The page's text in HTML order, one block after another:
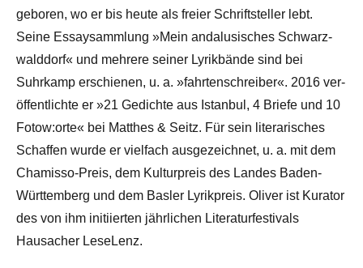
geboren, wo er bis heute als freier Schrift­steller lebt.
Seine Essay­samm­lung »Mein andalusisches Schwarz­
wald­dorf« und mehrere seiner Lyrik­bände sind bei
Suhrkamp erschienen, u. a. »fahrten­schreiber«. 2016 ver­
öffent­lichte er »21 Gedichte aus Istanbul, 4 Briefe und 10
Fotow:orte« bei Matthes & Seitz. Für sein litera­risches
Schaffen wurde er viel­fach ausge­zeichnet, u. a. mit dem
Chamisso-Preis, dem Kultur­preis des Landes Baden-
Württem­berg und dem Basler Lyrik­preis. Oliver ist Kurator
des von ihm initiierten jährlichen Literatur­festivals
Hausacher LeseLenz.